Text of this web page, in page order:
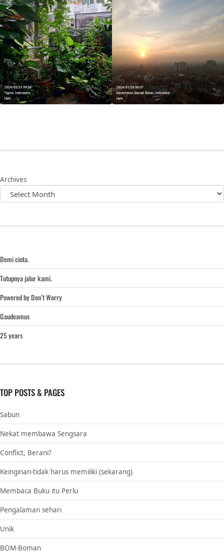
Archives
Demi cinta.
Tutupnya jalur kami.
Powered by Don’t Worry
Gaudeamus
25 years
TOP POSTS & PAGES
Sabun
Nekat membawa Sengsara
Conflict, Berani?
Keinginan-tidak harus memiliki (sekarang)
Membaca Buku itu Perlu
Pengalaman sehari
Unik
BOM-Boman